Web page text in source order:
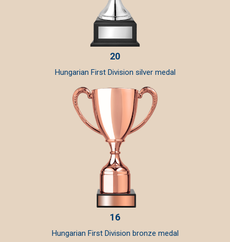
20
Hungarian First Division silver medal
16
Hungarian First Division bronze medal